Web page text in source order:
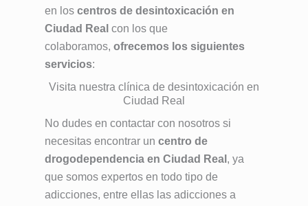
en los centros de desintoxicación en
Ciudad Real con los que
colaboramos, ofrecemos los siguientes
servicios:
Visita nuestra clínica de desintoxicación en
Ciudad Real
No dudes en contactar con nosotros si
necesitas encontrar un centro de
drogodependencia en Ciudad Real , ya
que somos expertos en todo tipo de
adicciones, entre ellas las adicciones a